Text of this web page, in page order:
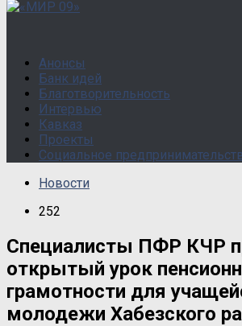
Анонсы
Банк идей
Благотворительность
Интервью
Кавказ
Проекты
Социальное
Новости
252
Специалисты ПФР КЧР
открытый урок
грамотности для
молодежи Хабезского